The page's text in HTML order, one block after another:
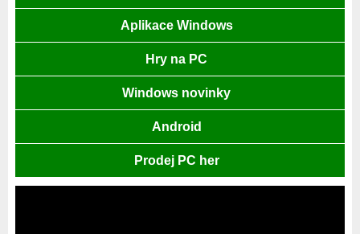
Aplikace Windows
Hry na PC
Windows novinky
Android
Prodej PC her